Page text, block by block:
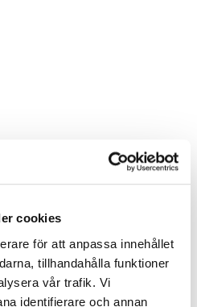
cookies
för att anpassa innehållet
tillhandahålla funktioner
vår trafik. Vi
identifierare och annan
avlägsna klotter eller
med högtryckstvätt.
är återvinningsbart och